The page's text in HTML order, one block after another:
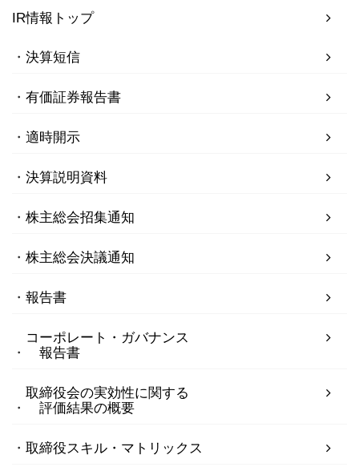
IR情報トップ
決算短信
有価証券報告書
適時開示
決算説明資料
株主総会招集通知
株主総会決議通知
報告書
コーポレート・ガバナンス
報告書
取締役会の実効性に関する
評価結果の概要
取締役スキル・マトリックス